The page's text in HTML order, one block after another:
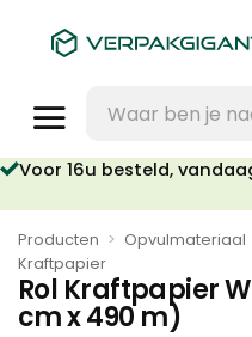
naar:
16u besteld, vandaag
Geen orderkosten
Producten > Opvulmateriaal
Kraftpapier
Rol Kraftpapier
cm x 490 m)